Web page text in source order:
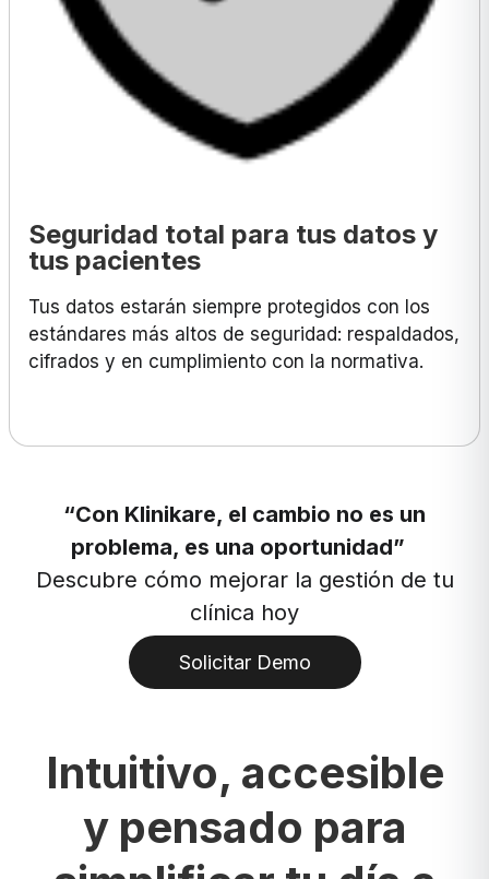
Seguridad total para tus datos y
tus pacientes
Tus datos estarán siempre protegidos con los
estándares más altos de seguridad: respaldados,
cifrados y en cumplimiento con la normativa.
“Con Klinikare, el cambio no es un
problema, es una oportunidad”
Descubre cómo mejorar la gestión de tu
clínica hoy
Solicitar Demo
Intuitivo, accesible
y pensado para